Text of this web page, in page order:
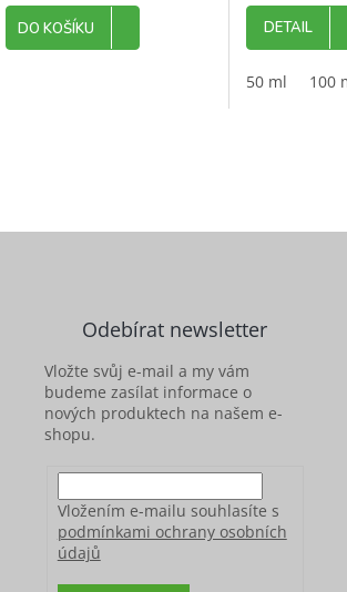
DO KOŠÍKU DETAIL
50 ml 100
Odebírat newsletter
Vložte svůj e-mail a my vám
budeme zasílat informace o
nových produktech na našem e-
shopu.
Vložením e-mailu souhlasíte s
podmínkami ochrany osobních
údajů